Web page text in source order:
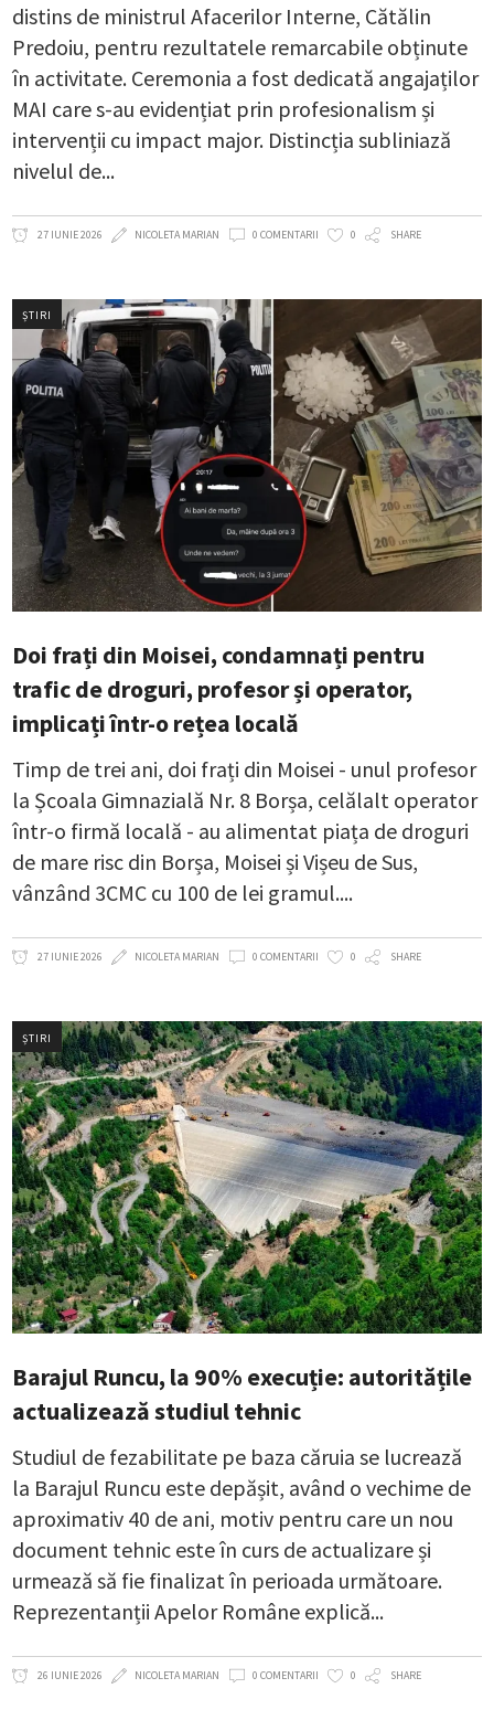
distins de ministrul Afacerilor Interne, Cătălin
Predoiu, pentru rezultatele remarcabile obținute
în activitate. Ceremonia a fost dedicată angajaților
MAI care s-au evidențiat prin profesionalism și
intervenții cu impact major. Distincția subliniază
nivelul de
27 IUNIE 2026 NICOLETA MARIAN 0 COMENTARII 0 SHARE
ȘTIRI
Doi frați din Moisei, condamnați pentru
trafic de droguri, profesor și operator,
implicați într-o rețea locală
Timp de trei ani, doi frați din Moisei - unul profesor
la Școala Gimnazială Nr. 8 Borșa, celălalt operator
într-o firmă locală - au alimentat piața de droguri
de mare risc din Borșa, Moisei și Vișeu de Sus,
vânzând 3CMC cu 100 de lei gramul.
27 IUNIE 2026 NICOLETA MARIAN 0 COMENTARII 0 SHARE
ȘTIRI
Barajul Runcu, la 90% execuție: autoritățile
actualizează studiul tehnic
Studiul de fezabilitate pe baza căruia se lucrează
la Barajul Runcu este depășit, având o vechime de
aproximativ 40 de ani, motiv pentru care un nou
document tehnic este în curs de actualizare și
urmează să fie finalizat în perioada următoare.
Reprezentanții Apelor Române explică
26 IUNIE 2026 NICOLETA MARIAN 0 COMENTARII 0 SHARE